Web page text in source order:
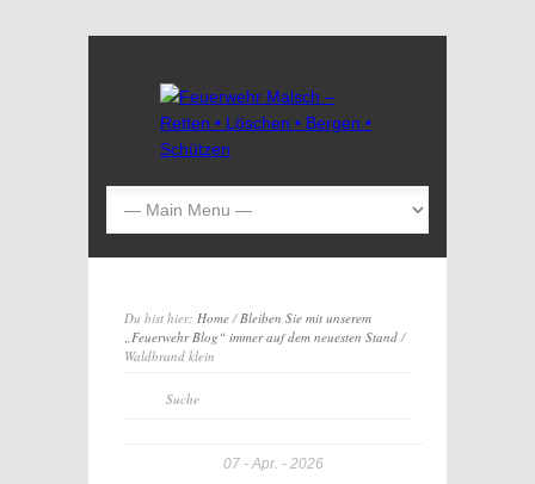
Du bist hier: Home/Bleiben Sie mit unserem
„Feuerwehr Blog“ immer auf dem neuesten Stand/
Waldbrand klein
07 Apr. 2026